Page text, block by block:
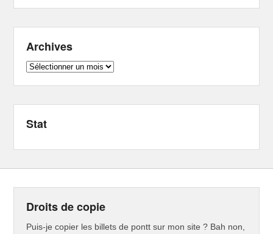
Archives
Archives
Stat
Droits de copie
Puis-je copier les billets de pontt sur mon site ? Bah non,